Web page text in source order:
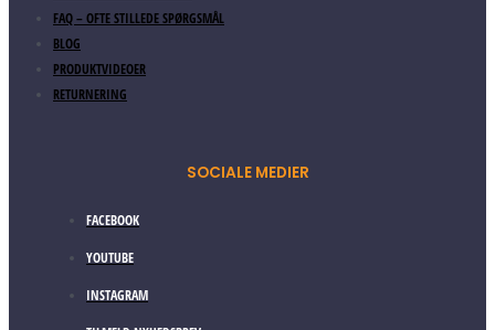
FAQ – OFTE STILLEDE SPØRGSMÅL
BLOG
PRODUKTVIDEOER
RETURNERING
SOCIALE MEDIER
FACEBOOK
YOUTUBE
INSTAGRAM